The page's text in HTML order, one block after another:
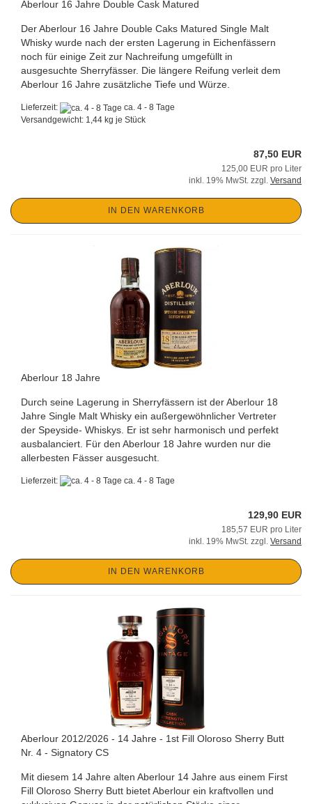
Aberlour 16 Jahre Double Cask Matured
Der Aberlour 16 Jahre Double Caks Matured Single Malt
Whisky wurde nach der ersten Lagerung in Eichenfässern
noch für einige Zeit zur Nachreifung umgefüllt in
ausgesuchte Sherryfässer. Die längere Reifung verleit dem
Aberlour 16 Jahre zusätzliche Tiefe und Würze.
Lieferzeit:
ca. 4 - 8 Tage
Versandgewicht: 1,44 kg je Stück
87,50 EUR
125,00 EUR pro Liter
inkl. 19% MwSt. zzgl. Versand
IN DEN WARENKORB
Aberlour 18 Jahre
Durch seine Lagerung in Sherryfässern ist der Aberlour 18
Jahre Single Malt Whisky ein außergewöhnlicher Vertreter
der Speyside- Whiskys. Er ist sehr harmonisch und perfekt
ausbalanciert. Für den Aberlour 18 Jahre wurden nur die
allerbesten Fässer ausgesucht.
Lieferzeit: ca. 4 - 8 Tage
129,90 EUR
185,57 EUR pro Liter
inkl. 19% MwSt. zzgl. Versand
IN DEN WARENKORB
Aberlour 2012/2026 - 14 Jahre - 1st Fill Oloroso Sherry Butt
Nr. 4 - Signatory CS
Mit diesem 14 Jahre alten Aberlour 14 Jahre aus einem First
Fill Oloroso Sherry Butt bietet Aberlour ein kraftvollen und